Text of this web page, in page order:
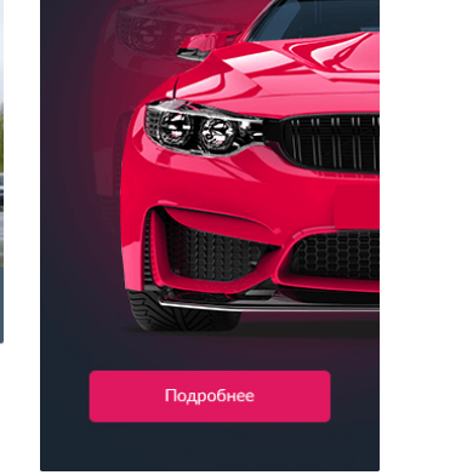
Брендирование битумовозов